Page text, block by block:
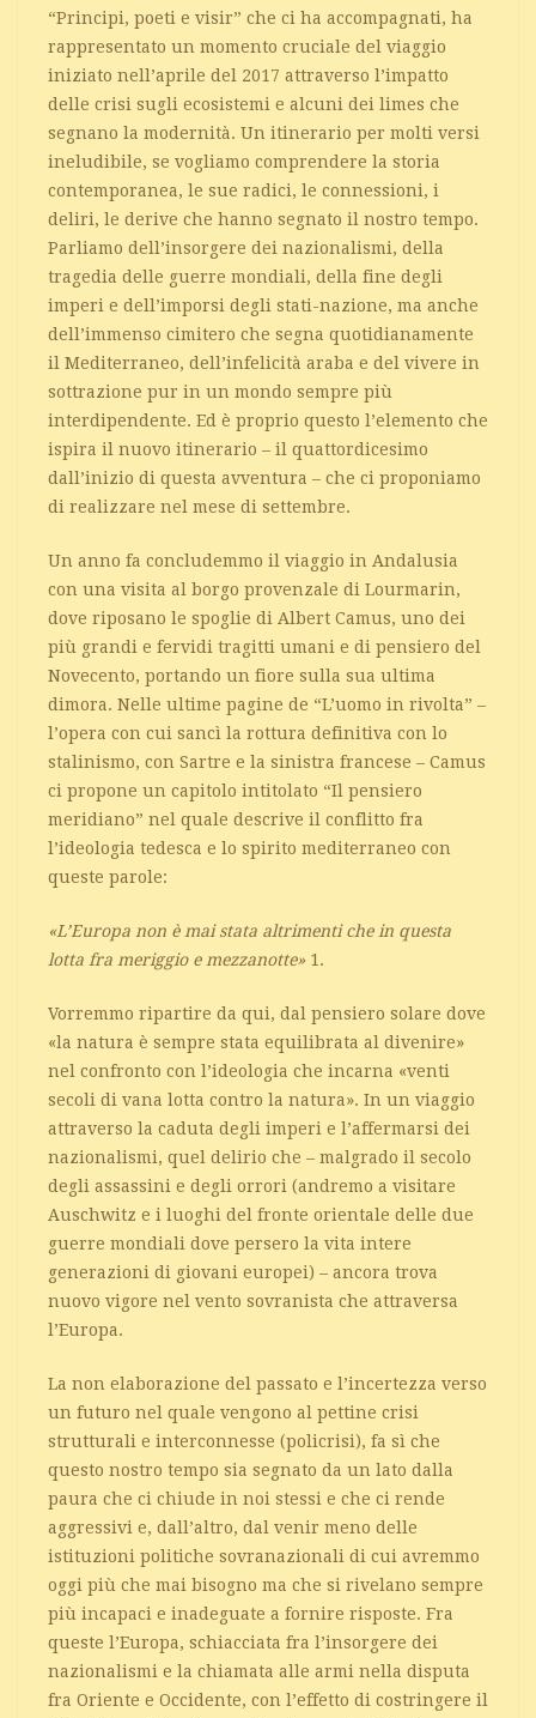
“Principi, poeti e visir” che ci ha accompagnati, ha
rappresentato un momento cruciale del viaggio
iniziato nell’aprile del 2017 attraverso l’impatto
delle crisi sugli ecosistemi e alcuni dei limes che
segnano la modernità. Un itinerario per molti versi
ineludibile, se vogliamo comprendere la storia
contemporanea, le sue radici, le connessioni, i
deliri, le derive che hanno segnato il nostro tempo.
Parliamo dell’insorgere dei nazionalismi, della
tragedia delle guerre mondiali, della fine degli
imperi e dell’imporsi degli stati-nazione, ma anche
dell’immenso cimitero che segna quotidianamente
il Mediterraneo, dell’infelicità araba e del vivere in
sottrazione pur in un mondo sempre più
interdipendente. Ed è proprio questo l’elemento che
ispira il nuovo itinerario – il quattordicesimo
dall’inizio di questa avventura – che ci proponiamo
di realizzare nel mese di settembre.
Un anno fa concludemmo il viaggio in Andalusia
con una visita al borgo provenzale di Lourmarin,
dove riposano le spoglie di Albert Camus, uno dei
più grandi e fervidi tragitti umani e di pensiero del
Novecento, portando un fiore sulla sua ultima
dimora. Nelle ultime pagine de “L’uomo in rivolta” –
l’opera con cui sancì la rottura definitiva con lo
stalinismo, con Sartre e la sinistra francese – Camus
ci propone un capitolo intitolato “Il pensiero
meridiano” nel quale descrive il conflitto fra
l’ideologia tedesca e lo spirito mediterraneo con
queste parole:
«L’Europa non è mai stata altrimenti che in questa
lotta fra meriggio e mezzanotte» 1.
Vorremmo ripartire da qui, dal pensiero solare dove
«la natura è sempre stata equilibrata al divenire»
nel confronto con l’ideologia che incarna «venti
secoli di vana lotta contro la natura». In un viaggio
attraverso la caduta degli imperi e l’affermarsi dei
nazionalismi, quel delirio che – malgrado il secolo
degli assassini e degli orrori (andremo a visitare
Auschwitz e i luoghi del fronte orientale delle due
guerre mondiali dove persero la vita intere
generazioni di giovani europei) – ancora trova
nuovo vigore nel vento sovranista che attraversa
l’Europa.
La non elaborazione del passato e l’incertezza verso
un futuro nel quale vengono al pettine crisi
strutturali e interconnesse (policrisi), fa sì che
questo nostro tempo sia segnato da un lato dalla
paura che ci chiude in noi stessi e che ci rende
aggressivi e, dall’altro, dal venir meno delle
istituzioni politiche sovranazionali di cui avremmo
oggi più che mai bisogno ma che si rivelano sempre
più incapaci e inadeguate a fornire risposte. Fra
queste l’Europa, schiacciata fra l’insorgere dei
nazionalismi e la chiamata alle armi nella disputa
fra Oriente e Occidente, con l’effetto di costringere il